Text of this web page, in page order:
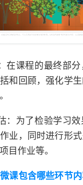
在课程的最终部
和回顾，强化学
：为了检验学习
业，同时进行形式
目作业等。
微课包含哪些环节